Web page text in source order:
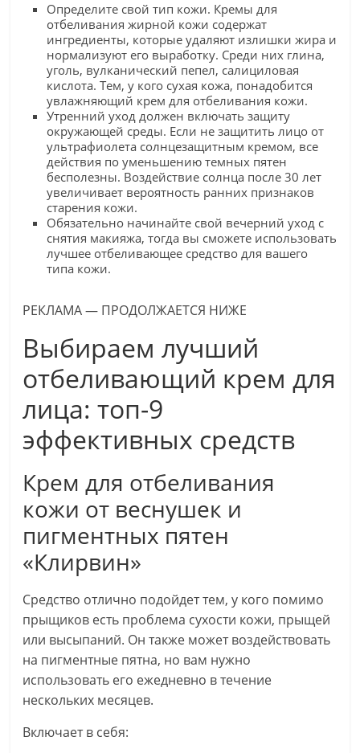
Определите свой тип кожи. Кремы для
отбеливания жирной кожи содержат
ингредиенты, которые удаляют излишки жира и
нормализуют его выработку. Среди них глина,
уголь, вулканический пепел, салициловая
кислота. Тем, у кого сухая кожа, понадобится
увлажняющий крем для отбеливания кожи.
Утренний уход должен включать защиту
окружающей среды. Если не защитить лицо от
ультрафиолета солнцезащитным кремом, все
действия по уменьшению темных пятен
бесполезны. Воздействие солнца после 30 лет
увеличивает вероятность ранних признаков
старения кожи.
Обязательно начинайте свой вечерний уход с
снятия макияжа, тогда вы сможете использовать
лучшее отбеливающее средство для вашего
типа кожи.
РЕКЛАМА — ПРОДОЛЖАЕТСЯ НИЖЕ
Выбираем лучший
отбеливающий крем для
лица: топ-9
эффективных средств
Крем для отбеливания
кожи от веснушек и
пигментных пятен
«Клирвин»
Средство отлично подойдет тем, у кого помимо
прыщиков есть проблема сухости кожи, прыщей
или высыпаний. Он также может воздействовать
на пигментные пятна, но вам нужно
использовать его ежедневно в течение
нескольких месяцев.
Включает в себя: